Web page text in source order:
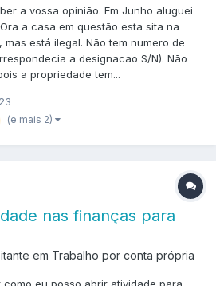
a vossa opinião. Em Junho aluguei
a casa em questão esta sita na
está ilegal. Não tem numero de
a designacao S/N). Não
a propriedade tem...
(e mais 2)
nas finanças para
em Trabalho por conta própria